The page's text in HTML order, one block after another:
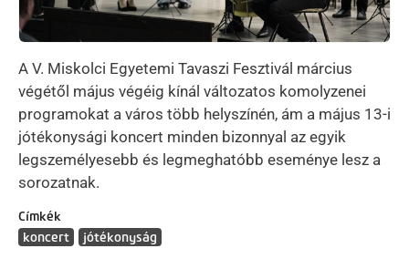
A V. Miskolci Egyetemi Tavaszi Fesztivál március
végétől május végéig kínál változatos komolyzenei
programokat a város több helyszínén, ám a május 13-i
jótékonysági koncert minden bizonnyal az egyik
legszemélyesebb és legmeghatóbb eseménye lesz a
sorozatnak.
Címkék
koncert
jótékonyság